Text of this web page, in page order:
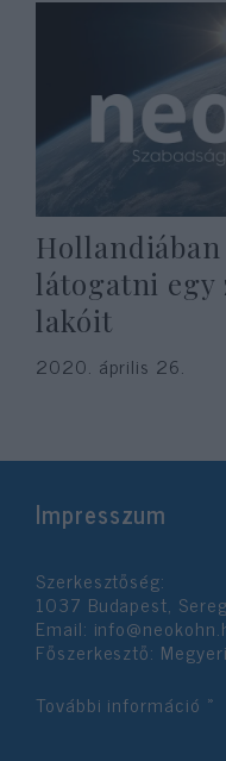
látogatni egy
lakóit
2020. április 26.
Impresszum
Szerkesztőség:
1037 Budapest,
Email:
Főszerkesztő:
További információ »